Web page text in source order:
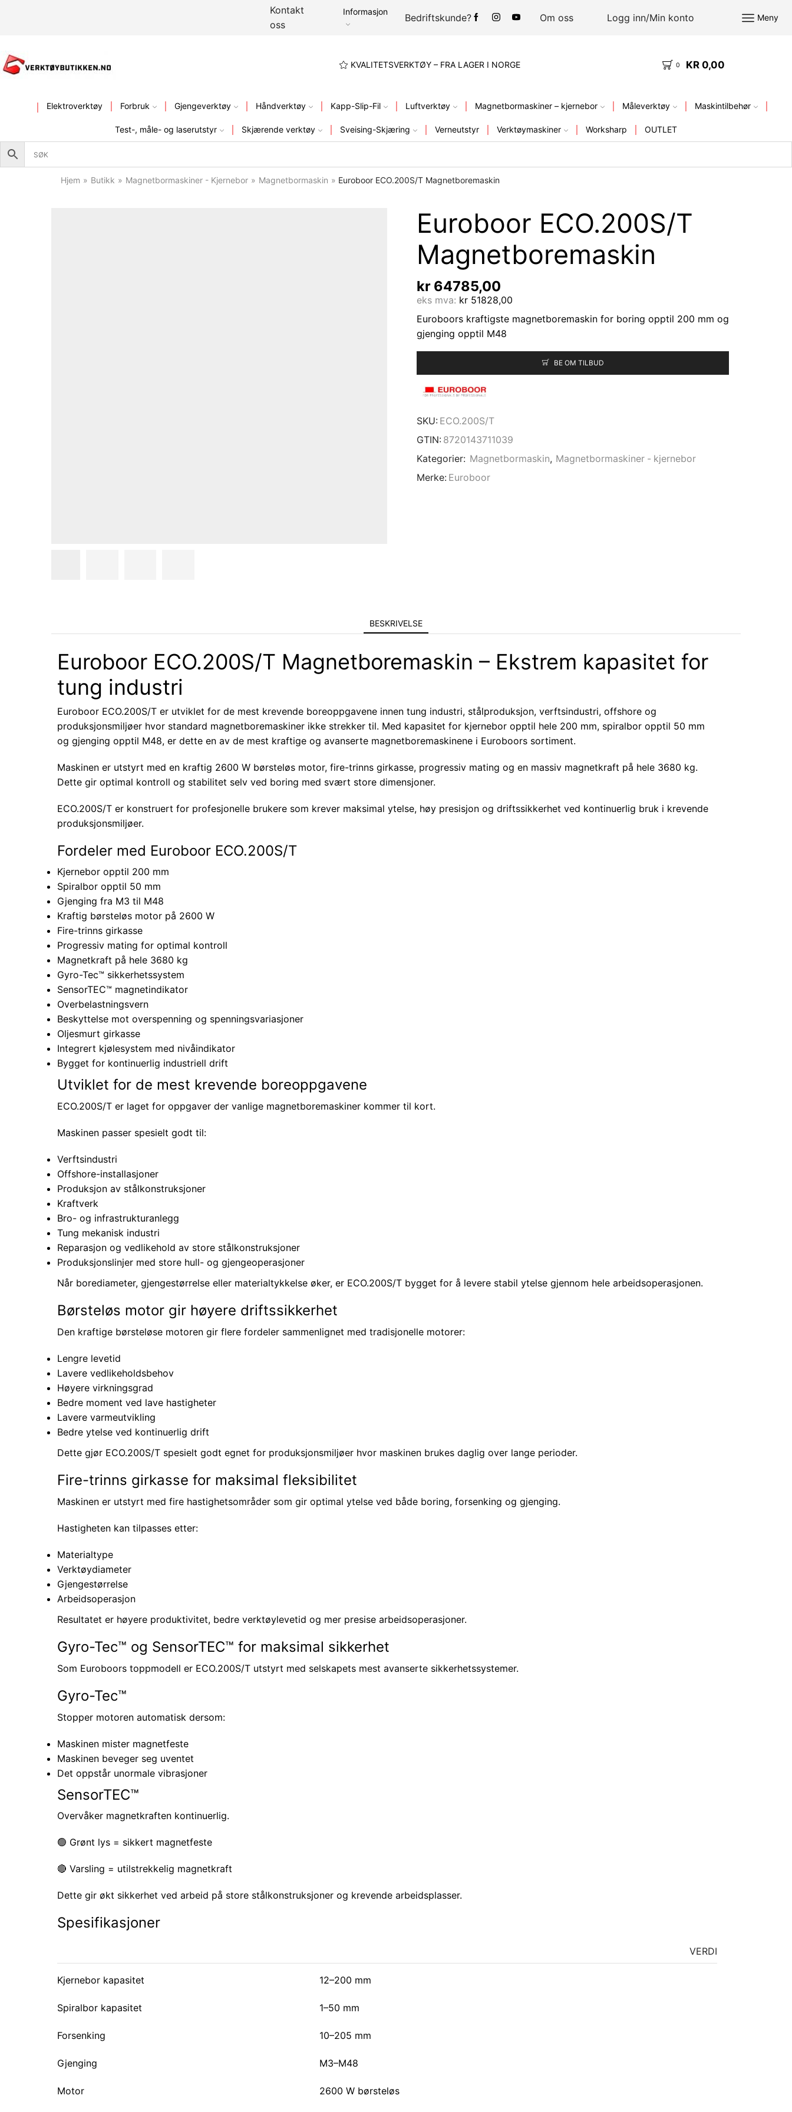
Kontakt
oss
Informasjon Bedriftskunde? Om oss Logg inn/Min konto Meny
KVALITETSVERKTØY – FRA LAGER I NORGE KVALITETSVERKTØY – FRA LAGER I NORGE
0 KR0,00
Elektroverktøy Forbruk Gjengeverktøy Håndverktøy Kapp-Slip-Fil Luftverktøy Magnetbormaskiner – kjernebor Måleverktøy Maskintilbehør
Test-, måle- og laserutstyr Skjærende verktøy Sveising-Skjæring Verneutstyr Verktøymaskiner Worksharp OUTLET
Hjem » Butikk » Magnetbormaskiner - Kjernebor » Magnetbormaskin » Euroboor ECO.200S/T Magnetboremaskin
Euroboor ECO.200S/T
Magnetboremaskin
kr 64785,00
eks mva: kr 51828,00
Euroboors kraftigste magnetboremaskin for boring opptil 200 mm og
gjenging opptil M48
BE OM TILBUD
SKU: ECO.200S/T
GTIN: 8720143711039
Kategorier: Magnetbormaskin, Magnetbormaskiner - kjernebor
Merke: Euroboor
BESKRIVELSE
Euroboor ECO.200S/T Magnetboremaskin – Ekstrem kapasitet for
tung industri
Euroboor ECO.200S/T er utviklet for de mest krevende boreoppgavene innen tung industri, stålproduksjon, verftsindustri, offshore og
produksjonsmiljøer hvor standard magnetboremaskiner ikke strekker til. Med kapasitet for kjernebor opptil hele 200 mm, spiralbor opptil 50 mm
og gjenging opptil M48, er dette en av de mest kraftige og avanserte magnetboremaskinene i Euroboors sortiment.
Maskinen er utstyrt med en kraftig 2600 W børsteløs motor, fire-trinns girkasse, progressiv mating og en massiv magnetkraft på hele 3680 kg.
Dette gir optimal kontroll og stabilitet selv ved boring med svært store dimensjoner.
ECO.200S/T er konstruert for profesjonelle brukere som krever maksimal ytelse, høy presisjon og driftssikkerhet ved kontinuerlig bruk i krevende
produksjonsmiljøer.
Fordeler med Euroboor ECO.200S/T
Kjernebor opptil 200 mm
Spiralbor opptil 50 mm
Gjenging fra M3 til M48
Kraftig børsteløs motor på 2600 W
Fire-trinns girkasse
Progressiv mating for optimal kontroll
Magnetkraft på hele 3680 kg
Gyro-Tec™ sikkerhetssystem
SensorTEC™ magnetindikator
Overbelastningsvern
Beskyttelse mot overspenning og spenningsvariasjoner
Oljesmurt girkasse
Integrert kjølesystem med nivåindikator
Bygget for kontinuerlig industriell drift
Utviklet for de mest krevende boreoppgavene
ECO.200S/T er laget for oppgaver der vanlige magnetboremaskiner kommer til kort.
Maskinen passer spesielt godt til:
Verftsindustri
Offshore-installasjoner
Produksjon av stålkonstruksjoner
Kraftverk
Bro- og infrastrukturanlegg
Tung mekanisk industri
Reparasjon og vedlikehold av store stålkonstruksjoner
Produksjonslinjer med store hull- og gjengeoperasjoner
Når borediameter, gjengestørrelse eller materialtykkelse øker, er ECO.200S/T bygget for å levere stabil ytelse gjennom hele arbeidsoperasjonen.
Børsteløs motor gir høyere driftssikkerhet
Den kraftige børsteløse motoren gir flere fordeler sammenlignet med tradisjonelle motorer:
Lengre levetid
Lavere vedlikeholdsbehov
Høyere virkningsgrad
Bedre moment ved lave hastigheter
Lavere varmeutvikling
Bedre ytelse ved kontinuerlig drift
Dette gjør ECO.200S/T spesielt godt egnet for produksjonsmiljøer hvor maskinen brukes daglig over lange perioder.
Fire-trinns girkasse for maksimal fleksibilitet
Maskinen er utstyrt med fire hastighetsområder som gir optimal ytelse ved både boring, forsenking og gjenging.
Hastigheten kan tilpasses etter:
Materialtype
Verktøydiameter
Gjengestørrelse
Arbeidsoperasjon
Resultatet er høyere produktivitet, bedre verktøylevetid og mer presise arbeidsoperasjoner.
Gyro-Tec™ og SensorTEC™ for maksimal sikkerhet
Som Euroboors toppmodell er ECO.200S/T utstyrt med selskapets mest avanserte sikkerhetssystemer.
Gyro-Tec™
Stopper motoren automatisk dersom:
Maskinen mister magnetfeste
Maskinen beveger seg uventet
Det oppstår unormale vibrasjoner
SensorTEC™
Overvåker magnetkraften kontinuerlig.
🟢 Grønt lys = sikkert magnetfeste
🔴 Varsling = utilstrekkelig magnetkraft
Dette gir økt sikkerhet ved arbeid på store stålkonstruksjoner og krevende arbeidsplasser.
Spesifikasjoner
VERDI
Kjernebor kapasitet 12–200 mm
Spiralbor kapasitet 1–50 mm
Forsenking 10–205 mm
Gjenging M3–M48
Motor 2600 W børsteløs